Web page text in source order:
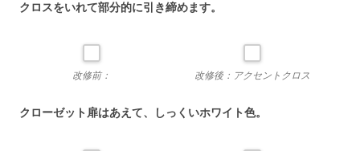
クロスをいれて部分的に引き締めます。
改修前： 改修後：アクセントクロス
クローゼット扉はあえて、しっくいホワイト色。